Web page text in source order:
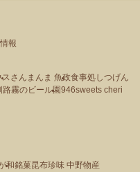
報
スさんまんま 魚政食事処しつげん
路霧のビール園946sweets cheri
和銘菓昆布珍味 中野物産